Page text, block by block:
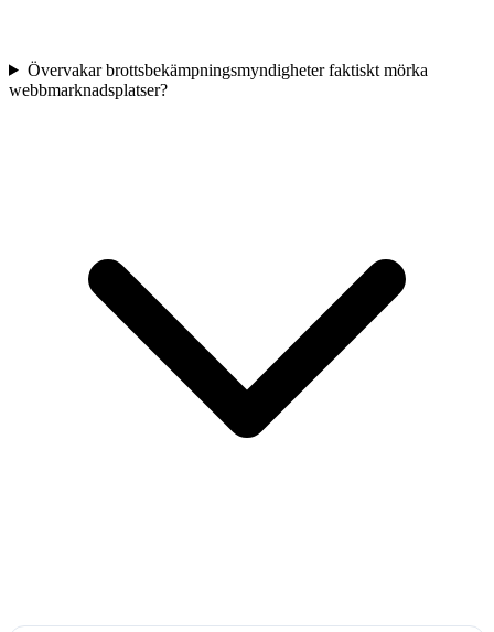
Övervakar brottsbekämpningsmyndigheter faktiskt mörka
webbmarknadsplatser?